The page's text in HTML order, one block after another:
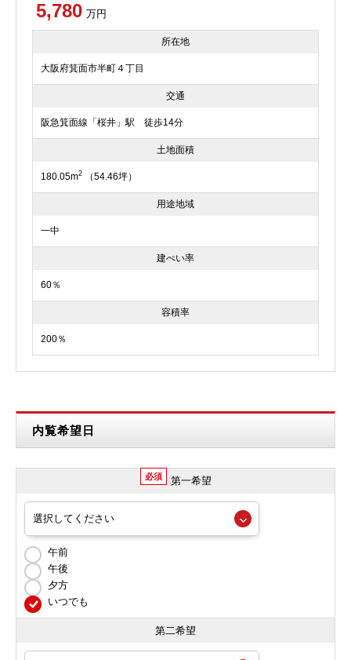
5,780 万円
所在地
大阪府箕面市半町４丁目
交通
阪急箕面線「桜井」駅 徒歩14分
土地面積
180.05m2 （54.46坪）
用途地域
一中
建ぺい率
60％
容積率
200％
内覧希望日
必須 第一希望
午前
午後
夕方
いつでも
第二希望